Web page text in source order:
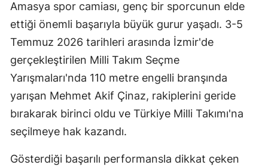
Amasya spor camiası, genç bir sporcunun elde
ettiği önemli başarıyla büyük gurur yaşadı. 3-5
Temmuz 2026 tarihleri arasında İzmir'de
gerçekleştirilen Milli Takım Seçme
Yarışmaları'nda 110 metre engelli branşında
yarışan Mehmet Akif Çinaz, rakiplerini geride
bırakarak birinci oldu ve Türkiye Milli Takımı'na
seçilmeye hak kazandı.
Gösterdiği başarılı performansla dikkat çeken